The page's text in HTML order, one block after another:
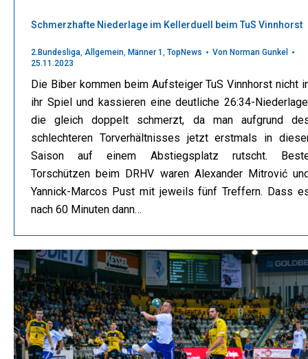
Schmerzhafte Niederlage im Kellerduell beim TuS Vinnhorst
2.Bundesliga, Allgemein, Männer 1 , TopNews Von Norman Gunkel
25.11.2023
Die Biber kommen beim Aufsteiger TuS Vinnhorst nicht
ihr Spiel und kassieren eine deutliche 26:34-
die gleich doppelt schmerzt, da man aufgrund
schlechteren Torverhältnisses jetzt erstmals in
Saison auf einem Abstiegsplatz rutscht.
Torschützen beim DRHV waren Alexander Mitrović
Yannick-Marcos Pust mit jeweils fünf Treffern. Dass
nach 60 Minuten dann…